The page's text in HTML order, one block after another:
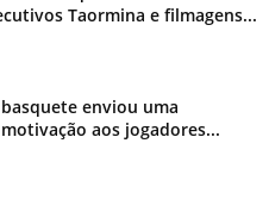
Taormina e filmagens...
enviou uma
aos jogadores...